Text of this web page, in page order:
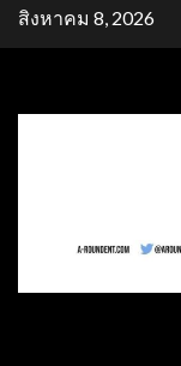
Skipสิงหาคม 8, 2026